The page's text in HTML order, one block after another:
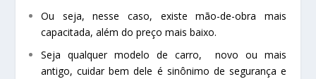
Ou seja, nesse caso, existe mão-de-obra mais
capacitada, além do preço mais baixo.
Seja qualquer modelo de carro, novo ou mais
antigo, cuidar bem dele é sinônimo de segurança e